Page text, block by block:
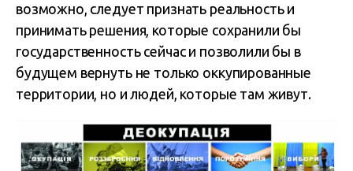
возможно, следует признать реальность и
принимать решения, которые сохранили бы
государственность сейчас и позволили бы в
будущем вернуть не только оккупированные
территории, но и людей, которые там живут.